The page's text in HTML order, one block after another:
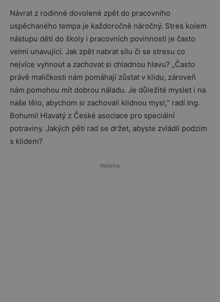
Návrat z rodinné dovolené zpět do pracovního
uspěchaného tempa je každoročně náročný. Stres kolem
nástupu dětí do školy i pracovních povinností je často
velmi unavující. Jak zpět nabrat sílu či se stresu co
nejvíce vyhnout a zachovat si chladnou hlavu? „Často
právě maličkosti nám pomáhají zůstat v klidu, zároveň
nám pomohou mít dobrou náladu. Je důležité myslet i na
naše tělo, abychom si zachovali klidnou mysl,“ radí Ing.
Bohumil Hlavatý z České asociace pro speciální
potraviny. Jakých pěti rad se držet, abyste zvládli podzim
s klidem?
Reklama